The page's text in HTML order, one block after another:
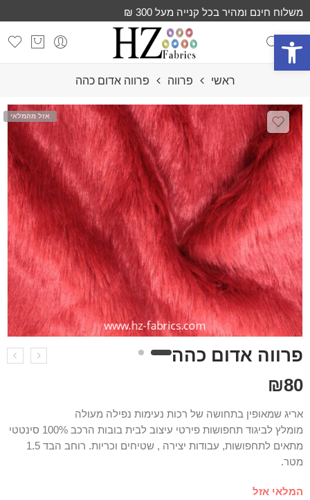
פתח סרגל נגישות
משלוח חינם ומהיר בכל קנייה מעל 300 ₪
ראשי פרווה פרווה אדום כהה
אזל מהמלאי
פרווה אדום כהה
₪80
אריג שמאופין בתחושה של רכות נעימות נפילה מעולה
מומלץ לביגוד תחפושות פירטי עיצוב לבית בובות הרכב 100% סינטטי
מתאים לתחפושות, עבודות יצירה , שטיחים וכריות. רוחב הבד 1.5
מטר.
המלאי אזל